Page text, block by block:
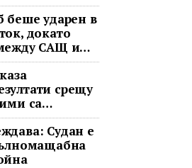
беше ударен в
докато
САЩ и
в безизходица
срещу
са
Судан е